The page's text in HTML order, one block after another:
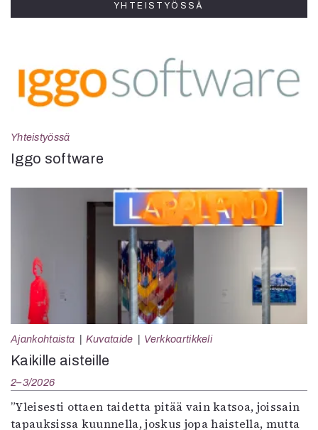
YHTEISTYÖSSÄ
Yhteistyössä
Iggo software
Ajankohtaista Kuvataide Verkkoartikkeli
Kaikille aisteille
2–3/2026
”Yleisesti ottaen taidetta pitää vain katsoa, joissain
tapauksissa kuunnella, joskus jopa haistella, mutta